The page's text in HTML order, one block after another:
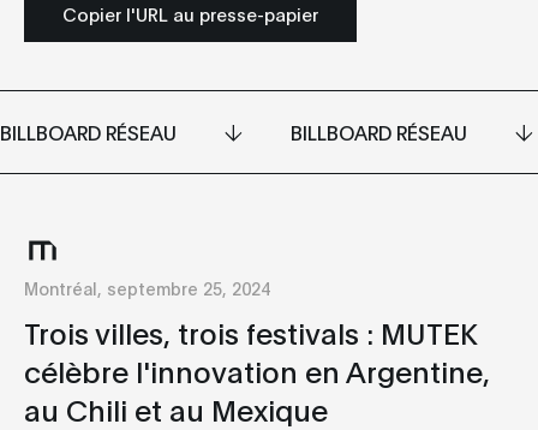
Copier l'URL au presse-papier
BILLBOARD RÉSEAU BILLBOARD RÉSEAU
Montréal, septembre 25, 2024
Trois villes, trois festivals : MUTEK
célèbre l'innovation en Argentine,
au Chili et au Mexique